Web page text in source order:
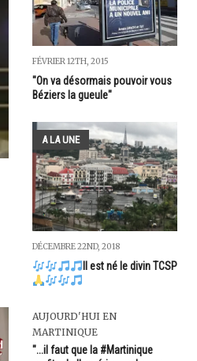
FÉVRIER 12TH, 2015
"On va désormais pouvoir vous
Béziers la gueule"
A LA UNE
DÉCEMBRE 22ND, 2018
Il est né le divin TCSP
AUJOURD'HUI EN
MARTINIQUE
"...il faut que la #Martinique